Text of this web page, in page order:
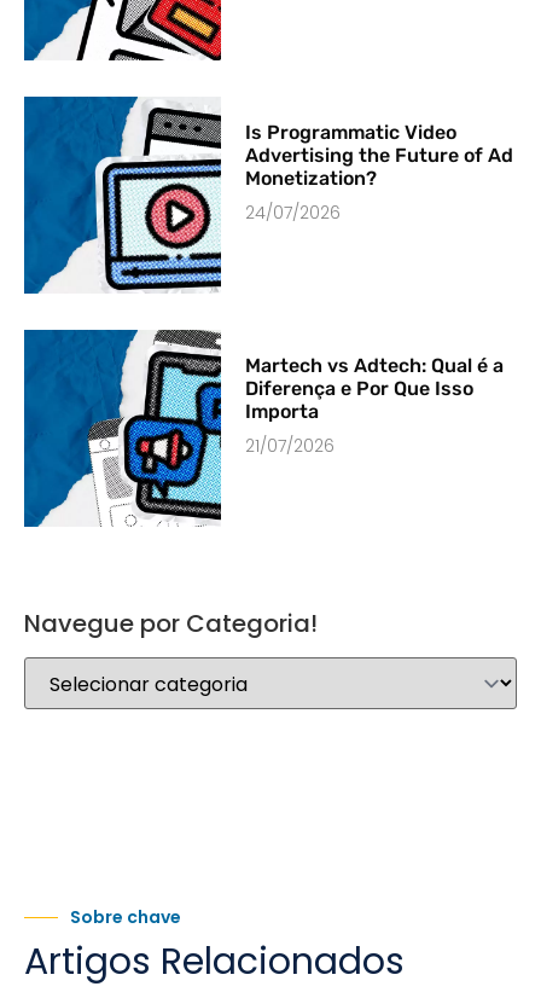
Is Programmatic Video
Advertising the Future of Ad
Monetization?
24/07/2026
Martech vs Adtech: Qual é a
Diferença e Por Que Isso
Importa
21/07/2026
Navegue por Categoria!
Sobre chave
Artigos Relacionados